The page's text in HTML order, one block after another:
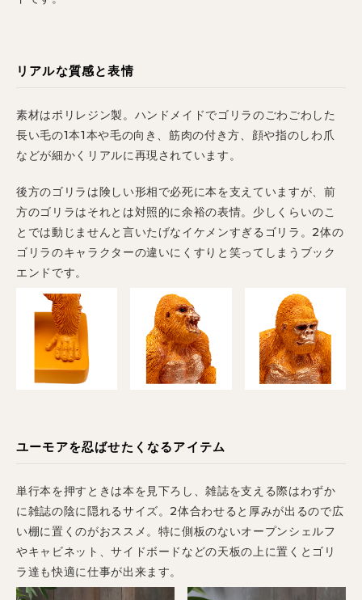
リアルな質感と表情
素材はポリレジン製。ハンドメイドでゴリラのごわごわした
長い毛の1本1本や毛の向き、筋肉の付き方、顔や指のしわ爪
などが細かくリアルに再現されています。
後方のゴリラは険しい形相で必死に本を支えていますが、前
方のゴリラはそれとは対照的に余裕の表情。少しくらいのこ
とでは動じませんと言いたげなイケメンすぎるゴリラ。2体の
ゴリラのキャラクターの違いにくすりと笑ってしまうブック
エンドです。
ユーモアを忍ばせたくなるアイテム
単行本を押すときは本を見下ろし、雑誌を支える際はわずか
に雑誌の陰に隠れるサイズ。2体合わせると厚みが出るので広
い棚に置くのがおススメ。特に側板のないオープンシェルフ
やキャビネット、サイドボードなどの天板の上に置くとゴリ
ラ達も快適に仕事が出来ます。